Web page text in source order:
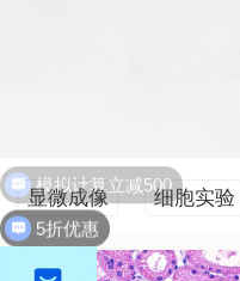
显微成像 细胞实验
5折优惠
模拟计算立减500